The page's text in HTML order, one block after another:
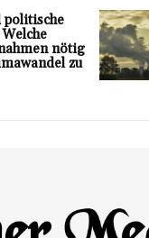
politische
nötig
zu